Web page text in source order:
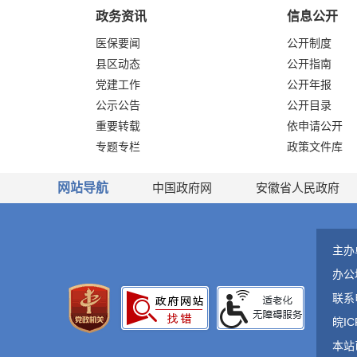
政务资讯
医保要闻
县区动态
党建工作
公示公告
重要转载
专题专栏
信息公开
公开制度
公开指南
公开年报
公开目录
依申请公开
政策文件库
网站导航 中国政府网 安徽省人民政府
主
办公
联
皖
本站